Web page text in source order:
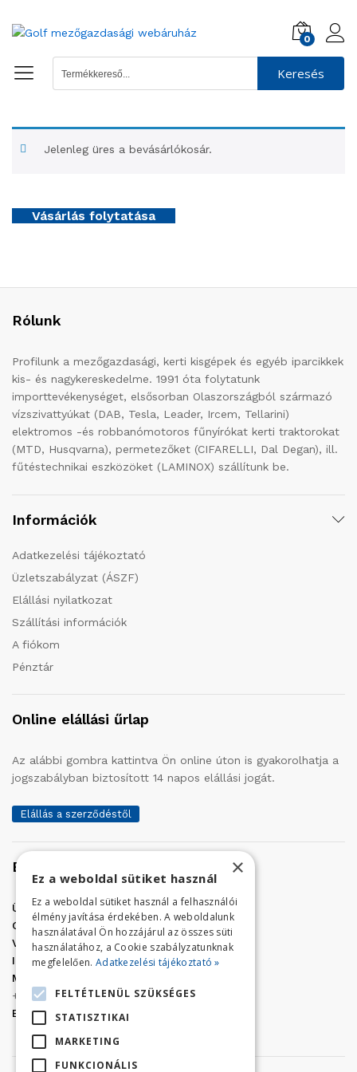
0
Keresés
Jelenleg üres a bevásárlókosár.
Vásárlás folytatása
Rólunk
Profilunk a mezőgazdasági, kerti kisgépek és egyéb iparcikkek
kis- és nagykereskedelme. 1991 óta folytatunk
importtevékenységet, elsősorban Olaszországból származó
vízszivattyúkat (DAB, Tesla, Leader, Ircem, Tellarini)
elektromos -és robbanómotoros fűnyírókat kerti traktorokat
(MTD, Husqvarna), permetezőket (CIFARELLI, Dal Degan), ill.
fűtéstechnikai eszközöket (LAMINOX) szállítunk be.
Információk
Adatkezelési tájékoztató
Üzletszabályzat (ÁSZF)
Elállási nyilatkozat
Szállítási információk
A fiókom
Pénztár
Online elállási űrlap
Az alábbi gombra kattintva Ön online úton is gyakorolhatja a
jogszabályban biztosított 14 napos elállási jogát.
Elállás a szerződéstől
Elérhetőség
Üzletünk címe:Szolnok, Vércse út 17.
Golf Center Áruház:
06 (56) 423-324
VÁR-Kert Áruház: 06 (56) 429-771
Iroda:06 (56) 421-857
Megrendelés, termék információ:
+36 (70) 938-3356
E-mail:
golfaruhaz@gmail.com
×
Ez a weboldal sütiket használ
Ez a weboldal sütiket használ a felhasználói
élmény javítása érdekében. A weboldalunk
használatával Ön hozzájárul az összes süti
használatához, a Cookie szabályzatunknak
megfelelően. Adatkezelési tájékoztató »
FELTÉTLENÜL SZÜKSÉGES
STATISZTIKAI
MARKETING
FUNKCIONÁLIS